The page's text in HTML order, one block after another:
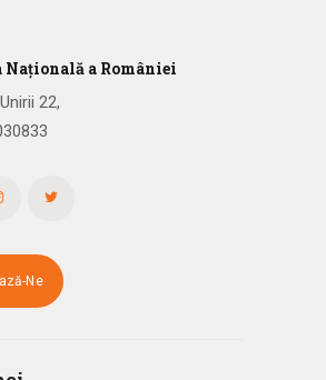
Națională a României
22,
Ne